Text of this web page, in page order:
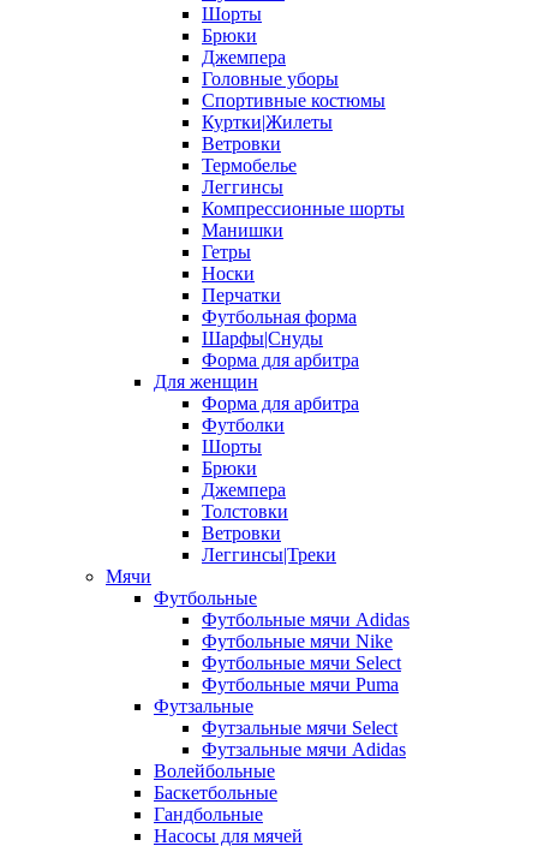
Шорты
Брюки
Джемпера
Головные уборы
Спортивные костюмы
Куртки|Жилеты
Ветровки
Термобелье
Леггинсы
Компрессионные шорты
Манишки
Гетры
Носки
Перчатки
Футбольная форма
Шарфы|Снуды
Форма для арбитра
Для женщин
Форма для арбитра
Футболки
Шорты
Брюки
Джемпера
Толстовки
Ветровки
Леггинсы|Треки
Мячи
Футбольные
Футбольные мячи Adidas
Футбольные мячи Nike
Футбольные мячи Select
Футбольные мячи Puma
Футзальные
Футзальные мячи Select
Футзальные мячи Adidas
Волейбольные
Баскетбольные
Гандбольные
Насосы для мячей